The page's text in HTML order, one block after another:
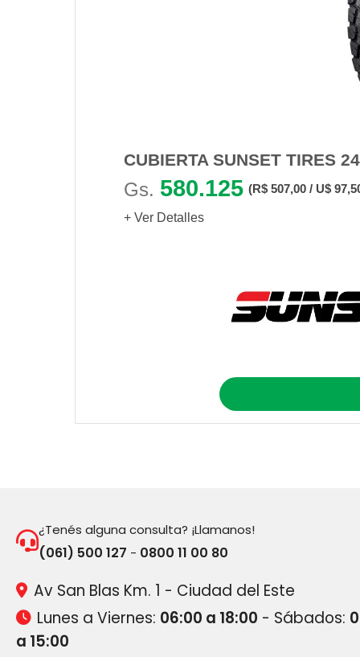
CUBIERTA SUNSET TIRES
Gs. 580.125 (R$ 507,00 / U$
+ Ver Detalles
¿Tenés alguna consulta? ¡Llamanos!
(061) 500 127 - 0800 11 00 80
Av San Blas Km. 1 - Ciudad del Este
Lunes a Viernes: 06:00 a 18:00 - Sábados:
a 15:00